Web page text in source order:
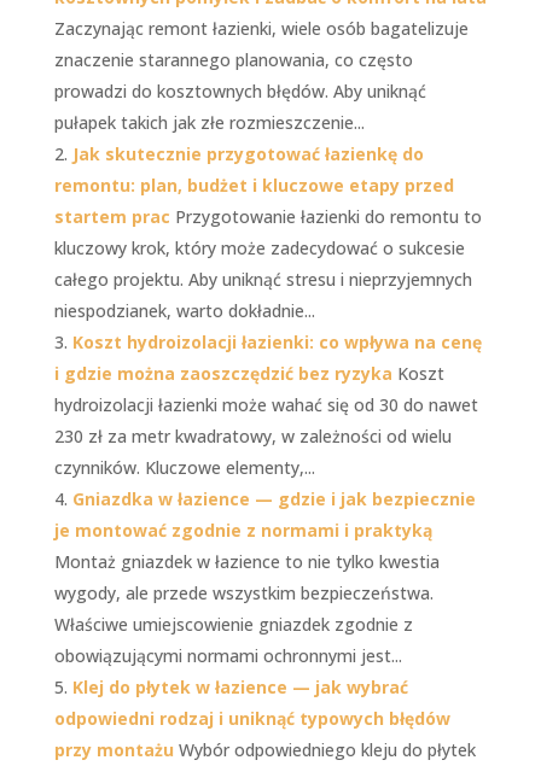
Zaczynając remont łazienki, wiele osób bagatelizuje
znaczenie starannego planowania, co często
prowadzi do kosztownych błędów. Aby uniknąć
pułapek takich jak złe rozmieszczenie...
Jak skutecznie przygotować łazienkę do
remontu: plan, budżet i kluczowe etapy przed
startem prac Przygotowanie łazienki do remontu to
kluczowy krok, który może zadecydować o sukcesie
całego projektu. Aby uniknąć stresu i nieprzyjemnych
niespodzianek, warto dokładnie...
Koszt hydroizolacji łazienki: co wpływa na cenę
i gdzie można zaoszczędzić bez ryzyka Koszt
hydroizolacji łazienki może wahać się od 30 do nawet
230 zł za metr kwadratowy, w zależności od wielu
czynników. Kluczowe elementy,...
Gniazdka w łazience — gdzie i jak bezpiecznie
je montować zgodnie z normami i praktyką
Montaż gniazdek w łazience to nie tylko kwestia
wygody, ale przede wszystkim bezpieczeństwa.
Właściwe umiejscowienie gniazdek zgodnie z
obowiązującymi normami ochronnymi jest...
Klej do płytek w łazience — jak wybrać
odpowiedni rodzaj i uniknąć typowych błędów
przy montażu Wybór odpowiedniego kleju do płytek